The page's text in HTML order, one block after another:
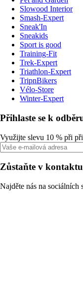
Slowood Interior
Smash-Expert
Sneak'In
Sneakids
Sport is good
Training-Fit
Trek-Expert
Triathlon-Expert
TripnBikers
Vélo-Store
Winter-Expert
Přihlaste se k
Využijte slevu 10 % při
Zůstaňte v kontaktu
Najděte nás na sociálních